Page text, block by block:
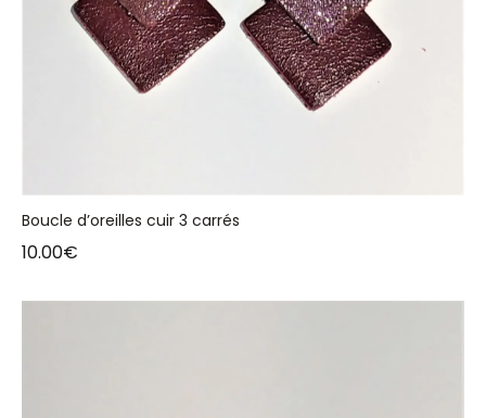
Boucle d’oreilles cuir 3 carrés
10.00€